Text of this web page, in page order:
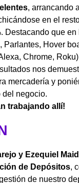
, arrancando
en el
Destacando que en
Parlantes, Hover
Chrome,
nos
mercadería y
negocio.
trabajando allí!
y Ezequiel
de Depósitos,
de nuestro